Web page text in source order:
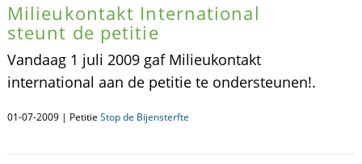
Milieukontakt International
steunt de petitie
Vandaag 1 juli 2009 gaf Milieukontakt
international aan de petitie te ondersteunen!.
01-07-2009 | Petitie Stop de Bijensterfte